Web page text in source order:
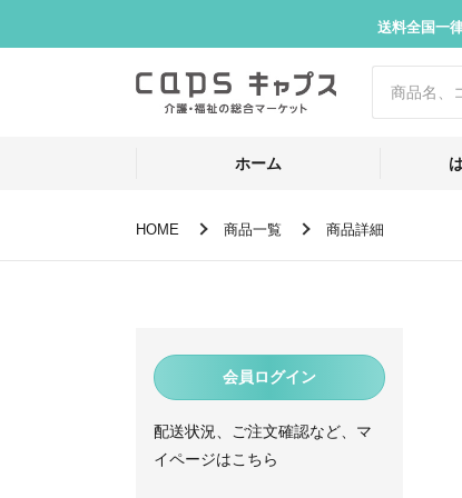
送料全国一
ホーム
HOME 商品一覧 商品詳細
会員ログイン
配送状況、ご注文確認など、マ
イページはこちら